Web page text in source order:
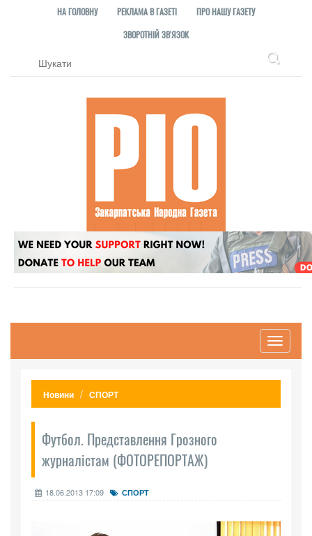
НА ГОЛОВНУ РЕКЛАМА В ГАЗЕТІ
ПРО НАШУ ГАЗЕТУ
ЗВОРОТНІЙ ЗВ'ЯЗОК
Toggle
Новини СПОРТ
Футбол. Представлення Грозного
журналістам (ФОТОРЕПОРТАЖ)
18.06.2013 17:09 СПОРТ